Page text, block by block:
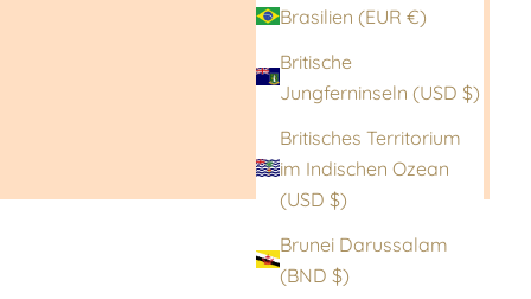
Brasilien (EUR €)
Britische
Jungferninseln (USD $)
Britisches Territorium
im Indischen Ozean
(USD $)
Brunei Darussalam
(BND $)